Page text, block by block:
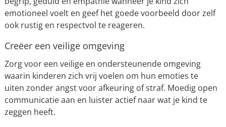
emotioneel voelt en geef het goede voorbeeld door zelf
ook rustig en respectvol te reageren.
Creëer een veilige omgeving
Zorg voor een veilige en ondersteunende omgeving
waarin kinderen zich vrij voelen om hun emoties te
uiten zonder angst voor afkeuring of straf. Moedig open
communicatie aan en luister actief naar wat je kind te
zeggen heeft.